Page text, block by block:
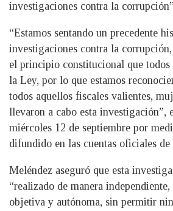
investigaciones contra la
“Estamos sentando un precedente
investigaciones contra la
el principio constitucional que todos
la Ley, por lo que estamos
todos aquellos fiscales valientes,
llevaron a cabo esta investigación”,
miércoles 12 de septiembre por
difundido en las cuentas oficiales de
Meléndez aseguró que esta
“realizado de manera
objetiva y autónoma, sin permitir